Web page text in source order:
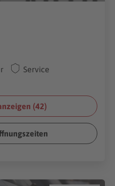
Service
(42)